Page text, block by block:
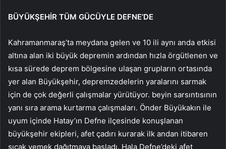
BÜYÜKŞEHİR TÜM GÜCÜYLE DEFNE’DE
Kahramanmaraş’ta meydana gelen ve 10 ili aynı anda etkisi
altına alan iki büyük depremin ardından hızla örgütlenen ve
kısa sürede deprem bölgesine ulaşan grupların ortasında
yer alan Büyükşehir, depremzedelerin yaralarını sarmak
için de çok değerli çalışmalar yürütüyor. beyin sarsıntısının
yanı sıra arama kurtarma çalışmaları. Önder Büyükakın ile
uyum içinde Hatay’ın Defne ilçesinde konuşlanan
büyükşehir ekipleri, afet çadırı kurarak ilk andan itibaren
sıcak yemek dağıtmaya başladı. Hala Defne’deki afet